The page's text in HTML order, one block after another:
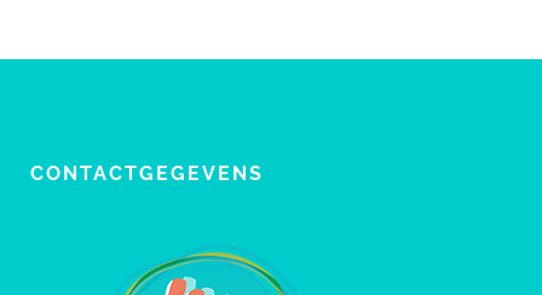
CONTACTGEGEVENS